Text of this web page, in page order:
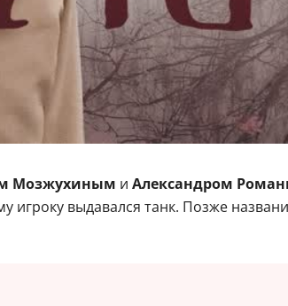
Мозжухиным и Александром
игроку выдавался танк. Позже